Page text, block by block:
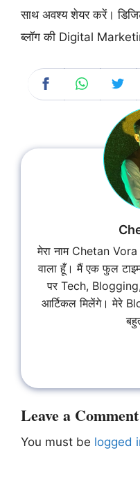
साथ अवश्य शेयर करें।
ब्लॉग की Digital
मेरा नाम Chetan
वाला हूँ। मैं एक फुल
पर Tech,
आर्टिकल मिलेंगे। मेरे
Leave a Comment
You must be logged